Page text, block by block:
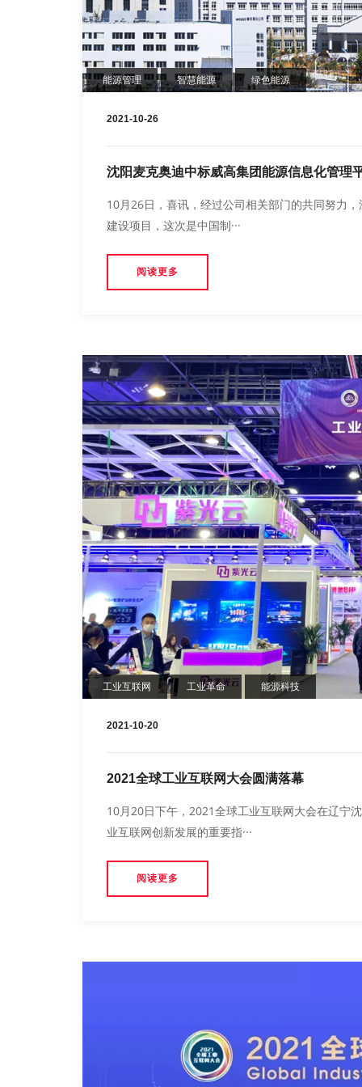
能源管理 智慧能源 绿色能源
2021-10-26
沈阳麦克奥迪中标威高集团能源信息化管理
10月26日，喜讯，经过公司相关部门的共同努力
建设项目，这次是中国制···
阅读更多
工业互联网 工业革命 能源科技
2021-10-20
2021全球工业互联网大会圆满落幕
10月20日下午，2021全球工业互联网大会在辽宁
业互联网创新发展的重要指···
阅读更多